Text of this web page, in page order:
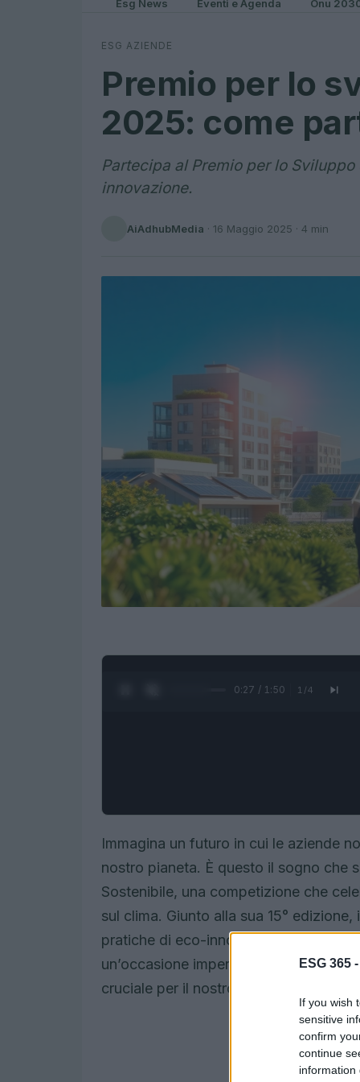
ESG 365 -
If you wish
sensitive
confirm
continue
information
Esg News Eventi e Agenda Onu
ESG AZIENDE
Premio per lo
2025: come
Partecipa al Premio per lo
innovazione.
AiAdhubMedia · 16 Maggio 2025 · 4 min
0:28 / 1:50 1 /4
Immagina un futuro in cui le aziende
nostro pianeta. È questo il sogno che
Sostenibile, una competizione che
sul clima. Giunto alla sua 15°
pratiche di eco-innovazione da parte
un’occasione imperdibile per chi
cruciale per il nostro futuro.